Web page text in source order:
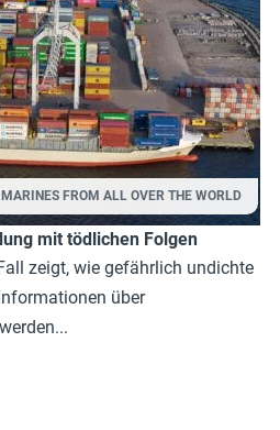
MARINES FROM ALL OVER THE WORLD
mit tödlichen Folgen
zeigt, wie gefährlich undichte
über